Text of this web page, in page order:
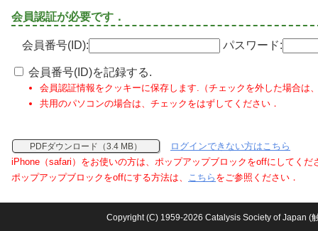
会員認証が必要です．
会員番号(ID): パスワード:
会員番号(ID)を記録する.
会員認証情報をクッキーに保存します.（チェックを外した場合は
共用のパソコンの場合は、チェックをはずしてください．
PDFダウンロード（3.4 MB）
ログインできない方はこちら
iPhone（safari）をお使いの方は、ポップアップブロックをoffにしてくだ
ポップアップブロックをoffにする方法は、 こちら をご参照ください．
Copyright (C) 1959-2026 Catalysis Society of Japan (